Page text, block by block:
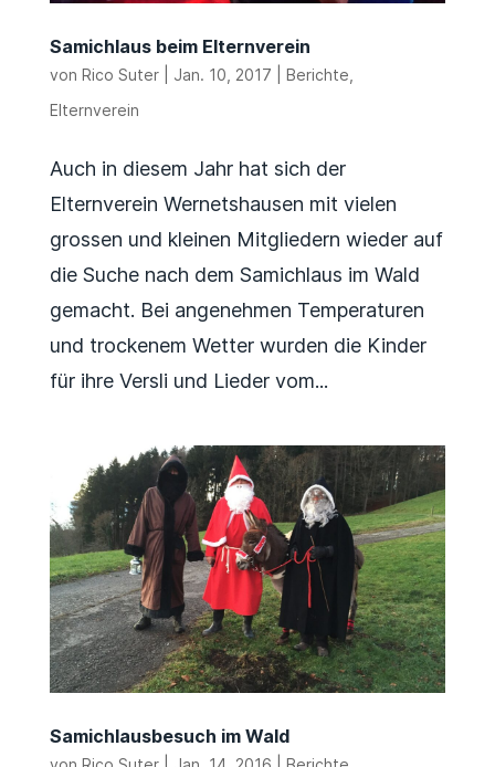
Samichlaus beim Elternverein
von Rico Suter| Jan. 10, 2017 Berichte
Elternverein
Auch in diesem Jahr hat sich der
Elternverein Wernetshausen mit vielen
grossen und kleinen Mitgliedern wieder auf
die Suche nach dem Samichlaus im Wald
gemacht. Bei angenehmen Temperaturen
und trockenem Wetter wurden die Kinder
für ihre Versli und Lieder vom...
Samichlausbesuch im Wald